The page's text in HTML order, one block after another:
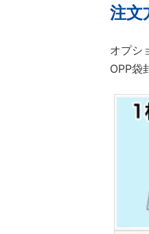
注文
オプシ
OPP袋